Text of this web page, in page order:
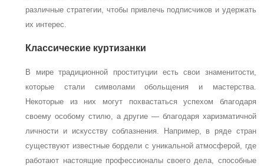
различные стратегии, чтобы привлечь подписчиков и удержать
их интерес.
Классические куртизанки
В мире традиционной проституции есть свои знаменитости,
которые стали символами обольщения и мастерства.
Некоторые из них могут похвастаться успехом благодаря
своему особому стилю, а другие — благодаря харизматичной
личности и искусству соблазнения. Например, в ряде стран
существуют известные бордели с уникальной атмосферой, где
работают настоящие профессионалы своего дела, способные